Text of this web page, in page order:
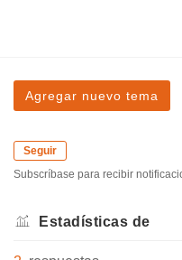
Agregar nuevo tema
Seguir
Subscríbase para recibir
Estadísticas de